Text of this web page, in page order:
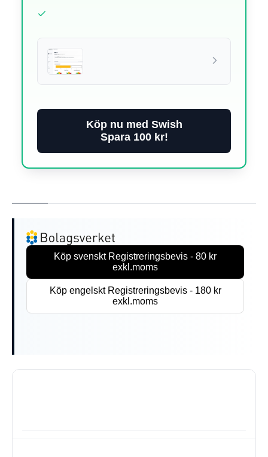
Köp nu med Swish
Spara 100 kr!
Köp svenskt Registreringsbevis - 80 kr
exkl.moms
Köp engelskt Registreringsbevis - 180 kr
exkl.moms